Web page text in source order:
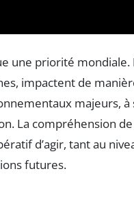
une priorité mondiale.
impactent de
majeurs,
La compréhension
d’agir, tant au
futures.